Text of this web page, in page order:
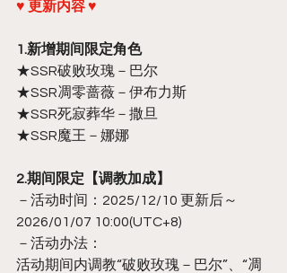
♥ 更新内容 ♥
1.新增期间限定角色
★SSR破败玫瑰－巴尔
★SSR凋零蔷薇－伊布力斯
★SSR死寂葬华－撒旦
★SSR魔王－娜娜
2.期间限定【调教加成】
－活动时间：2025/12/10 更新后～
2026/01/07 10:00(UTC+8)
－活动办法：
活动期间内调教“破败玫瑰－巴尔”、“凋